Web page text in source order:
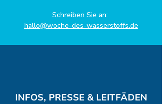
Schreiben Sie an:
hallo@woche-des-wasserstoffs.de
INFOS, PRESSE & LEITFÄDEN